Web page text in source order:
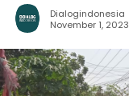
Dialogindonesia
November 1, 2023